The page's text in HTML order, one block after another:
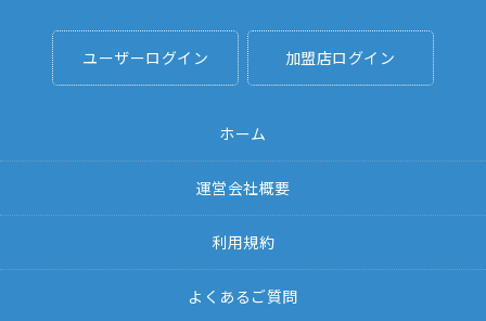
ユーザーログイン 加盟店ログイン
ホーム
運営会社概要
利用規約
よくあるご質問